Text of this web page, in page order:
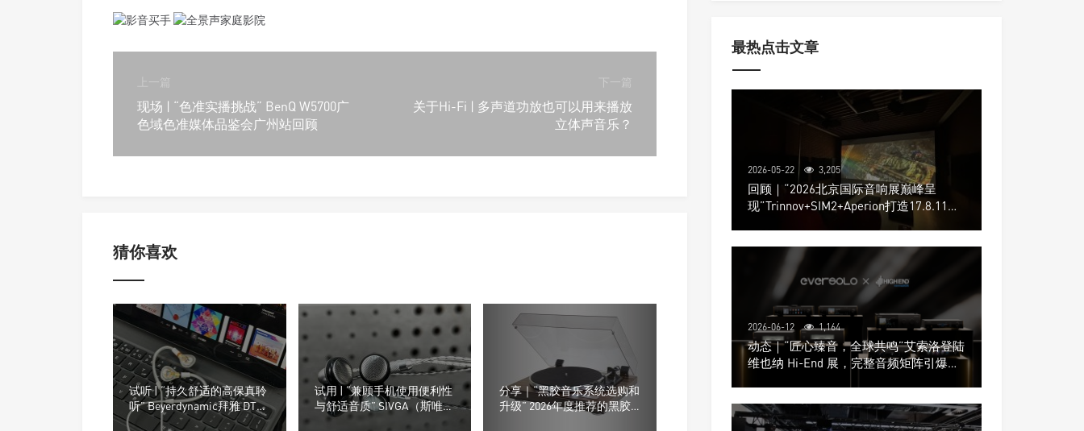
上一篇
现场 | “色准实播挑战” BenQ W5700广
色域色准媒体品鉴会广州站回顾
下一篇
关于Hi-Fi | 多声道功放也可以用来播放
立体声音乐？
猜你喜欢
试听 | “持久舒适的高保真聆
听” Beyerdynamic拜雅 DT
30 IE 入耳式监听耳机
试用 | “兼顾手机使用便利性
与舒适音质” SIVGA（斯唯
嘉）M260平头耳塞
分享｜“黑胶音乐系统选购和
升级” 2026年度推荐的黑胶
最热点击文章
2026-05-22 3,205
回顾｜“2026北京国际音响展巅峰呈
现”Trinnov+SIM2+Aperion打造17.8.11声
2026-06-12 1,164
动态｜“匠心臻音，全球共鸣”艾索洛登陆
维也纳 Hi-End 展，完整音频矩阵引爆关